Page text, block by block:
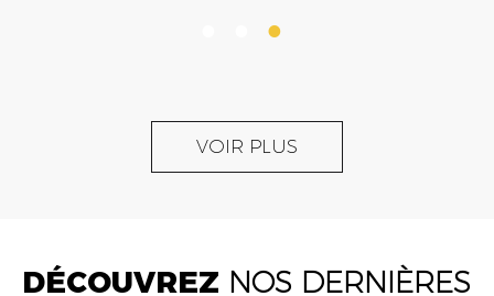
VOIR PLUS
DÉCOUVREZ NOS DERNIÈRES